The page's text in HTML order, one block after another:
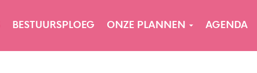
BESTUURSPLOEG ONZE PLANNEN AGENDA